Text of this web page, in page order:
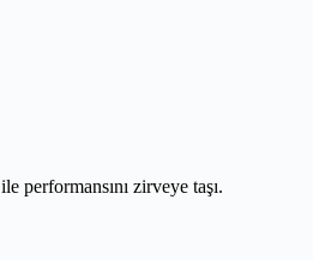
ile performansını zirveye taşı.